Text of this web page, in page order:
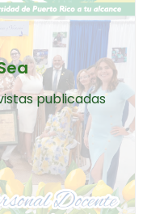
publicadas